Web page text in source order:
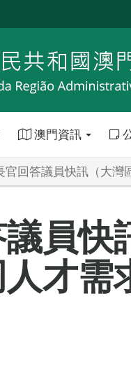
澳門資訊
回答議員快訊（大灣
員快
人才